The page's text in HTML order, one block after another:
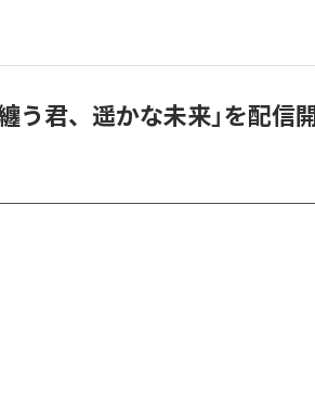
う君、遥かな未来」を配信